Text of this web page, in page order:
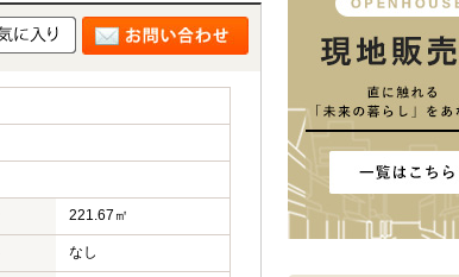
221.67㎡
なし